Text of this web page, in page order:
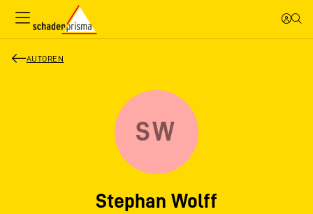
AUTOREN
SW
Stephan Wolff